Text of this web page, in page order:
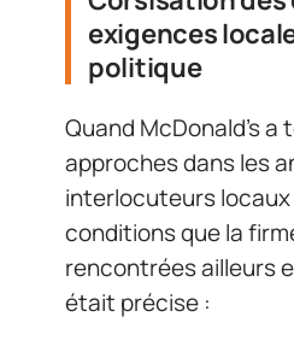
exigences
politique
Quand McDonald’s a
approches dans les
interlocuteurs
conditions que la
rencontrées ailleurs
était précise :